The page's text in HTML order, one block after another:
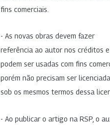
fins comerciais.
- As novas obras devem fazer
referência ao autor nos créditos
podem ser usadas com fins
porém não precisam ser
sob os mesmos termos dessa
- Ao publicar o artigo na RSP, o